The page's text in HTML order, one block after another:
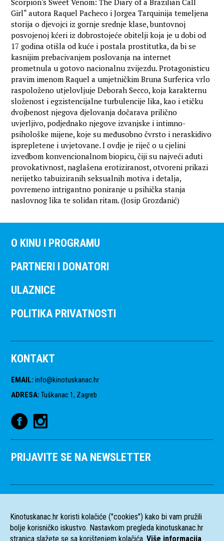
Scorpion's Sweet Venom: The Diary of a Brazilian Call
Girl“ autora Raquel Pacheco i Jorgea Tarquinija temeljena
storija o djevojci iz gornje srednje klase, buntovnoj
posvojenoj kćeri iz dobrostojeće obitelji koja je u dobi od
17 godina otišla od kuće i postala prostitutka, da bi se
kasnijim prebacivanjem poslovanja na internet
prometnula u gotovo nacionalnu zvijezdu. Protagonisticu
pravim imenom Raquel a umjetničkim Bruna Surferica vrlo
raspoloženo utjelovljuje Deborah Secco, koja karakternu
složenost i egzistencijalne turbulencije lika, kao i etičku
dvojbenost njegova djelovanja dočarava prilično
uvjerljivo, podjednako njegove izvanjske i intimno-
psihološke mijene, koje su međusobno čvrsto i neraskidivo
isprepletene i uvjetovane. I ovdje je riječ o u cjelini
izvedbom konvencionalnom biopicu, čiji su najveći aduti
provokativnost, naglašena erotiziranost, otvoreni prikazi
nerijetko tabuiziranih seksualnih motiva i detalja,
povremeno intrigantno poniranje u psihička stanja
naslovnog lika te solidan ritam. (Josip Grozdanić)
O KINU I PROGRAMU
PARTNERI I DONATORI
ULAZNICE
POLITIKA PRIVATNOSTI
KONTAKT
EMAIL: info@kinotuskanac.hr
ADRESA: Tuškanac 1, Zagreb
PRIJAVITE SE NA NEWSLETTER
Kinotuskanac.hr koristi kolačiće ("cookies") kako bi vam pružili
bolje korisničko iskustvo. Nastavkom pregleda kinotuskanac.hr
stranica slažete se sa korištenjem kolačića. Više informacija